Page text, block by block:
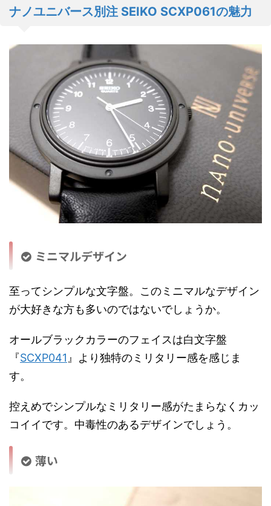
ナノユニバース別注 SEIKO SCXP061の魅力
ミニマルデザイン
至ってシンプルな文字盤。このミニマルなデザイン
が大好きな方も多いのではないでしょうか。
オールブラックカラーのフェイスは白文字盤
『SCXP041 』より独特のミリタリー感を感じま
す。
控えめでシンプルなミリタリー感がたまらなくカッ
コイイです。中毒性のあるデザインでしょう。
薄い